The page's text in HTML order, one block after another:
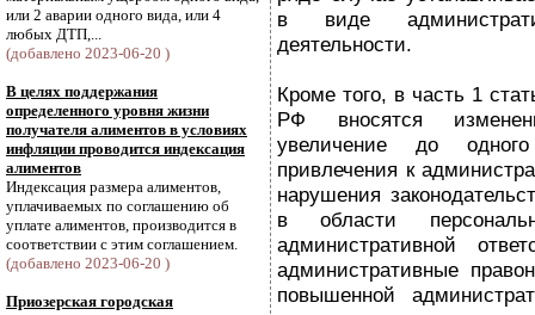
или 2 аварии одного вида, или 4
любых ДТП,...
(добавлено 2023-06-20 )
В целях поддержания
определенного уровня жизни
получателя алиментов в условиях
инфляции проводится индексация
алиментов
Индексация размера алиментов,
уплачиваемых по соглашению об
уплате алиментов, производится в
соответствии с этим соглашением.
(добавлено 2023-06-20 )
Приозерская городская
в виде
деятельности.
Кроме того, в часть 1
РФ вносятся
увеличение до
привлечения к
нарушения
в области
административной
административные
повышенной